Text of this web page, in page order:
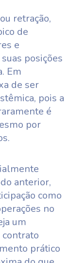
retração,
de
e
posições
Em
de ser
pois a
é
por
anterior,
como
no
um
prático